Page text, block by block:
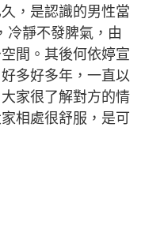
，是認識的男性當
冷靜不發脾氣，由
間。其後何依婷宣
多好多年，一直以
家很了解對方的情
相處很舒服，是可